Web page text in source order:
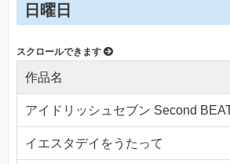
日曜日
作品名
アイドリッシュセブン Second
イエスタデイをうたって